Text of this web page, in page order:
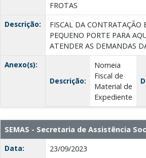
FROTAS
Descrição:
FISCAL DA CONTRATAÇÃO
PEQUENO PORTE PARA
ATENDER AS DEMANDAS
Anexo(s):
Descrição:
Nomeia
Fiscal de
Material de
Expediente
SEMAS - Secretaria de Assistência
Data:
23/09/2023